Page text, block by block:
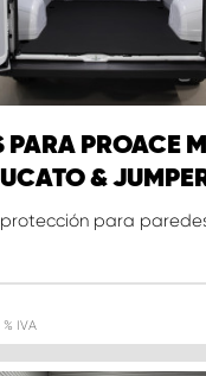
PARA PROACE
&
para
% IVA